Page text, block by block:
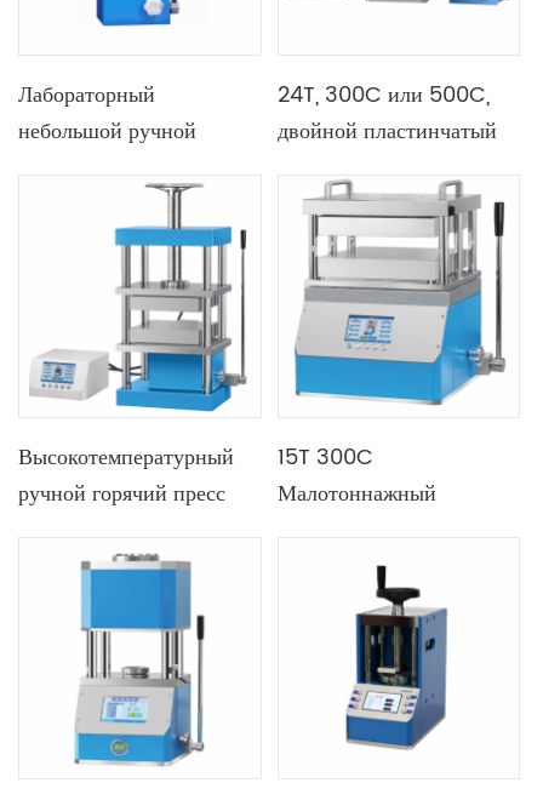
Лабораторный
небольшой ручной
24T, 300C или 500C,
двойной пластинчатый
дополнительный водяной
охладитель
Высокотемпературный
ручной горячий пресс
нагревательными
15T 300C
Малотоннажный
горячий пресс с двойной
нагревательной
пластиной 400X400 мм